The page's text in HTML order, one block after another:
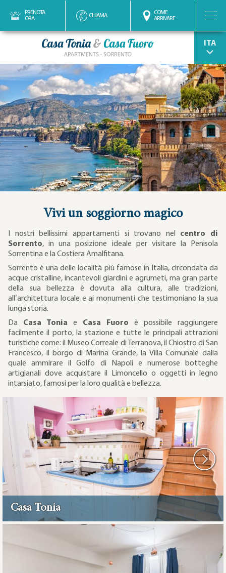
ENG
Vivi un soggiorno magico
I nostri bellissimi appartamenti si trovano nel
centro di
Sorrento, in una posizione ideale per visitare la Penisola
Sorrentina e la Costiera Amalfitana.
Sorrento è una delle località più famose in Italia, circondata da
acque cristalline, incantevoli giardini e agrumeti, ma gran parte
della sua bellezza è dovuta alla cultura, alle tradizioni,
all’architettura locale e ai monumenti che testimoniano la sua
lunga storia.
Da Casa Tonia e Casa Fuoro è possibile raggiungere
facilmente il porto, la stazione e tutte le principali attrazioni
turistiche come: il Museo Correale di Terranova, il Chiostro di San
Francesco, il borgo di Marina Grande, la Villa Comunale dalla
quale ammirare il Golfo di Napoli e numerose botteghe
artigianali dove acquistare il Limoncello o oggetti in legno
intarsiato, famosi per la loro qualità e bellezza.
Casa Tonia
PRENOTA
ORA
CHIAMA
COME
ARRIVARE